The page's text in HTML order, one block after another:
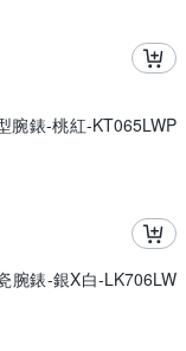
腕錶-桃紅-KT065LWP
腕錶-銀X白-LK706LW